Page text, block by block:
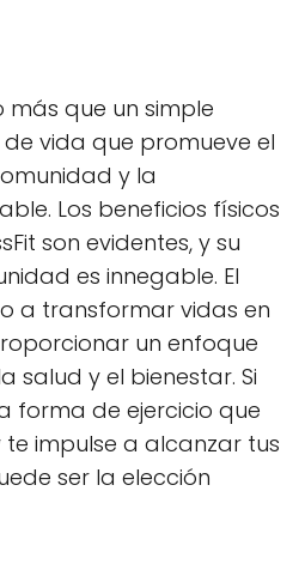
más que un simple
de vida que promueve el
y la
Los beneficios físicos
son evidentes, y su
es innegable. El
a transformar vidas en
un enfoque
salud y el bienestar. Si
forma de ejercicio que
impulse a alcanzar tus
ser la elección